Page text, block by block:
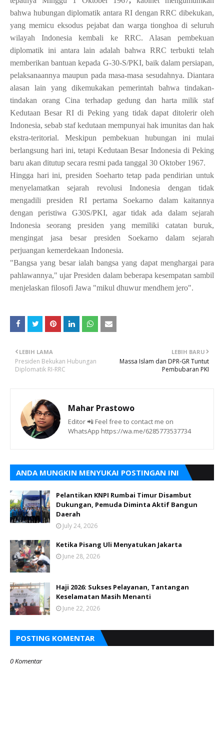
bahwa hubungan diplomatik antara RI dengan RRC dibekukan,
yang memicu eksodus pejabat dan warga tionghoa di seluruh
wilayah Indonesia kembali ke RRC. Alasan pembekuan
diplomatik ini antara lain adalah bahwa RRC terbukti telah
memberikan bantuan kepada G-30-S/PKI, baik dalam persiapan,
pelaksanaannya maupun pada masa-masa sesudahnya. Diantara
alasan lain yang dikemukakan pemerintah bahwa tindakan-
tindakan orang Cina terhadap gedung dan harta milik staf
Kedutaan Besar RI di Peking yang tidak dapat ditolerir oleh
Indonesia, sebab staf kedutaan mempunyai hak imunitas dan hak
ekstra-teritorial.
Meskipun pembekuan hubungan ini mulai
berlangsung hari ini, tetapi Kedutaan Besar Indonesia di Peking
baru akan ditutup secara resmi pada tanggal 30 Oktober 1967.
Hingga hari ini, presiden Soeharto tetap pada pendirian untuk
menyelamatkan sejarah revolusi Indonesia dengan tidak
mengadili presiden RI pertama Soekarno dalam kaitannya
dengan peristiwa G30S/PKI, agar tidak ada dalam sejarah
Indonesia seorang presiden yang memiliki catatan buruk,
mengingat jasa besar presiden Soekarno dalam sejarah
perjuangan kemerdekaan Indonesia.
"Bangsa yang besar ialah bangsa yang dapat menghargai para
pahlawannya," ujar Presiden dalam beberapa kesempatan sambil
menjelaskan filosofi Jawa "mikul dhuwur mendhem jero".
LEBIH BARU
Massa Islam dan DPR-GR Tuntut
Pembubaran PKI
LEBIH LAMA
Presiden Bekukan Hubungan
Diplomatik RI-RRC
Mahar Prastowo
Editor 📲 Feel free to contact me on
WhatsApp https://wa.me/6285773537734
ANDA MUNGKIN MENYUKAI POSTINGAN INI
Pelantikan KNPI Rumbai Timur Disambut
Dukungan, Pemuda Diminta Aktif Bangun
Daerah
July 24, 2026
Ketika Pisang Uli Menyatukan Jakarta
June 28, 2026
Haji 2026: Sukses Pelayanan, Tantangan
Keselamatan Masih Menanti
June 22, 2026
POSTING KOMENTAR
0 Komentar